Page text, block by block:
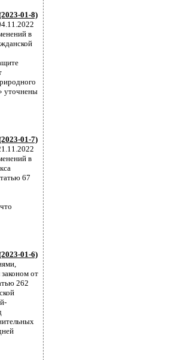
01-8)
в
уточнены
01-7)
в
67
01-6)
от
262